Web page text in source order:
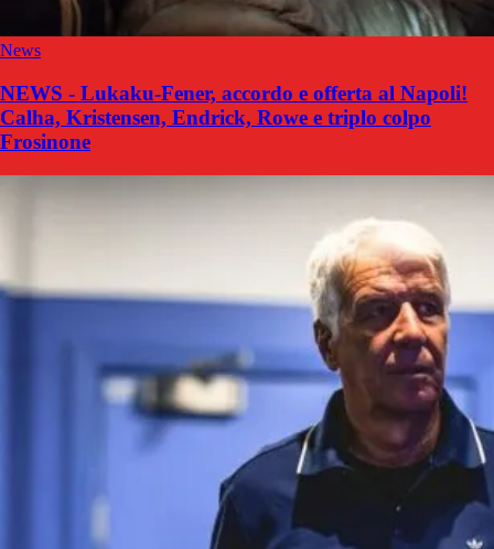
News
NEWS - Lukaku-Fener, accordo e offerta al Napoli!
Calha, Kristensen, Endrick, Rowe e triplo colpo
Frosinone